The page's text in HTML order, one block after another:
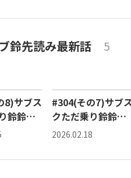
鈴先読み最新話
5
8)サブス
鈴鈴ち
#304(その7)サブ
クただ乗り鈴鈴ち
ゃん
2026.02.18